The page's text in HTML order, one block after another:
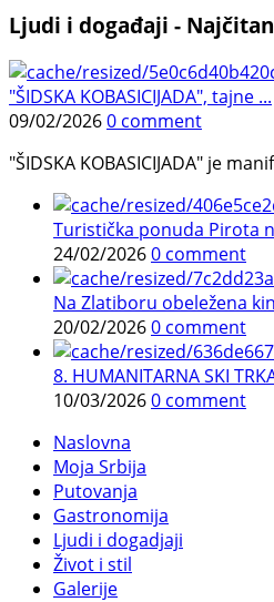
Ljudi i događaji -
"ŠIDSKA KOBASICIJADA", tajne ...
09/02/20260 comment
"ŠIDSKA KOBASICIJADA" je
Turistička ponuda Pirota
24/02/20260 comment
Na Zlatiboru obeležena
20/02/20260 comment
8. HUMANITARNA SKI
10/03/20260 comment
Naslovna
Moja Srbija
Putovanja
Gastronomija
Ljudi i dogadjaji
Život i stil
Galerije